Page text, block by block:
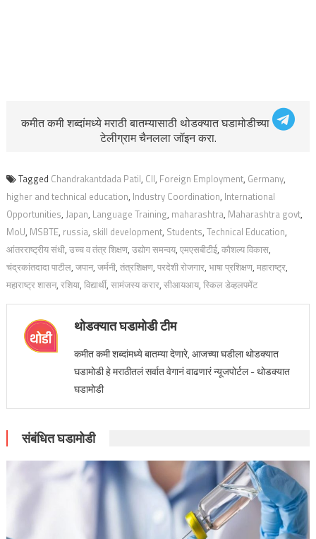
कमीत कमी शब्दांमध्ये मराठी बातम्यासाठी थोडक्यात घडामोडीच्या
टेलीग्राम चैनलला जॉइन करा.
Tagged Chandrakantdada Patil, CII, Foreign Employment, Germany,
higher and technical education, Industry Coordination, International
Opportunities, Japan, Language Training, maharashtra, Maharashtra govt,
MoU, MSBTE, russia, skill development, Students, Technical Education,
आंतरराष्ट्रीय संधी, उच्च व तंत्र शिक्षण, उद्योग समन्वय, एमएसबीटीई, कौशल्य विकास,
चंद्रकांतदादा पाटील, जपान, जर्मनी, तंत्रशिक्षण, परदेशी रोजगार, भाषा प्रशिक्षण, महाराष्ट्र,
महाराष्ट्र शासन, रशिया, विद्यार्थी, सामंजस्य करार, सीआयआय, स्किल डेव्हलपमेंट
थोडक्यात घडामोडी टीम
कमीत कमी शब्दांमध्ये बातम्या देणारे, आजच्या घडीला थोडक्यात
घडामोडी हे मराठीतलं सर्वात वेगानं वाढणारं न्यूजपोर्टल - थोडक्यात
घडामोडी
संबंधित घडामोडी